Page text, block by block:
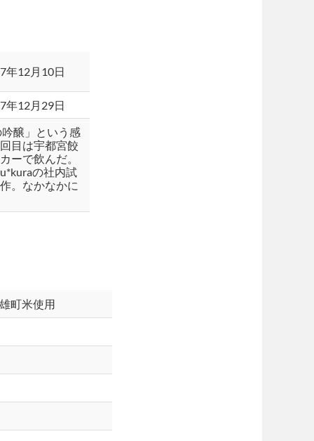
年12月10日
年12月29日
醸」という感
目は宇都宮餃
ーで飲んだ。
の社内試
。なかなかに
町米使用